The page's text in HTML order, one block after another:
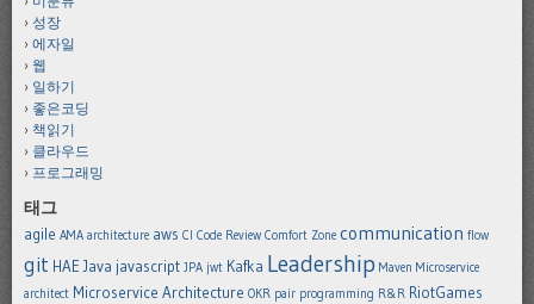
성장
에자일
웹
일하기
좋은코딩
책읽기
클라우드
프로그래밍
태그
agile AMA architecture aws CI Code Review Comfort Zone communication flow
git HAE Java javascript JPA jwt Kafka Leadership Maven Microservice
architect Microservice Architecture OKR pair programming R&R RiotGames